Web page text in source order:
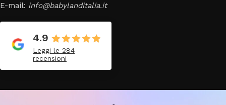
E-mail: info@babylanditalia.it
4.9
Leggi le 284
recensioni